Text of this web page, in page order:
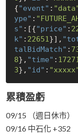
{"event" :
ype" :
s" :[{"price" :
k" : 22651}],
talBidMatch" :
8}, "time" :
3}, "id" :
累積盈虧
09/15 （週日休市）
09/16 中石化 +352